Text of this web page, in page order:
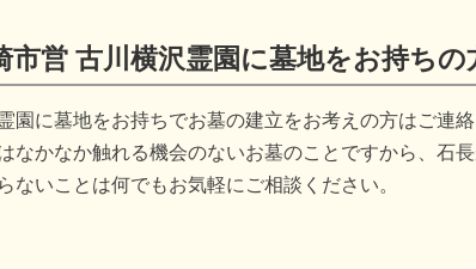
市営 古川横沢霊園に墓地をお持ちの
園に墓地をお持ちでお墓の建立をお考えの方はご連絡
なかなか触れる機会のないお墓のことですから、石
ないことは何でもお気軽にご相談ください。